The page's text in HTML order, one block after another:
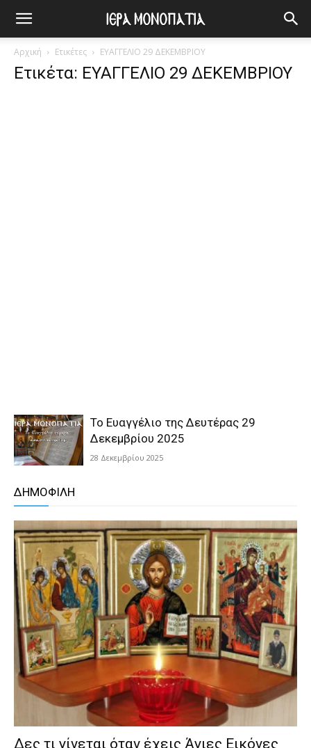
Αρχική Ετικέτες ΕΥΑΓΓΕΛΙΟ 29 ΔΕΚΕΜΒΡΙΟΥ
Ετικέτα: ΕΥΑΓΓΕΛΙΟ 29 ΔΕΚΕΜΒΡΙΟΥ
Το Ευαγγέλιο της Δευτέρας 29
Δεκεμβρίου 2025
28 Δεκεμβρίου 2025
ΔΗΜΟΦΙΛΗ
Δες τι γίνεται όταν έχεις Άγιες Εικόνες